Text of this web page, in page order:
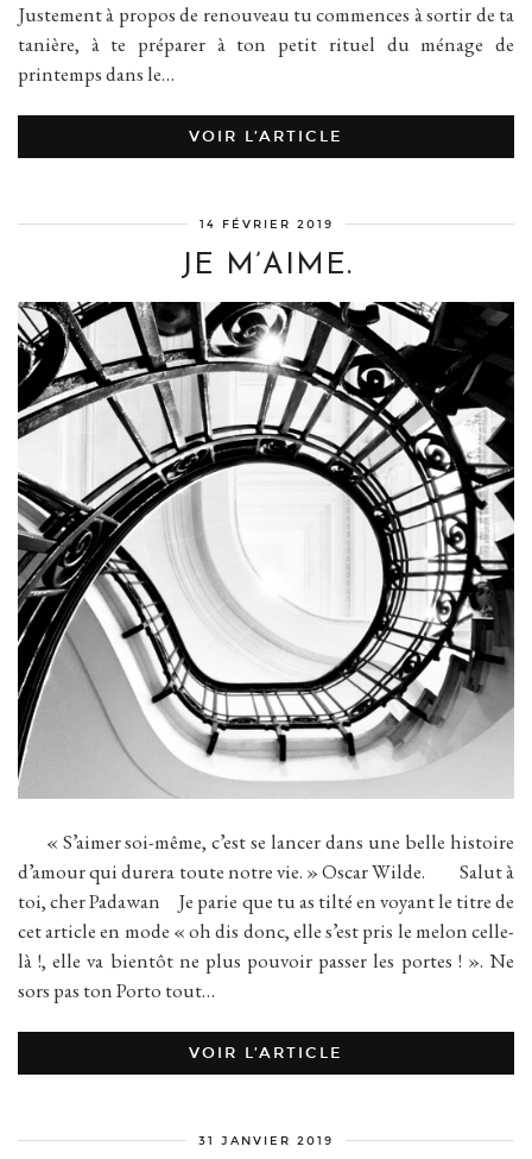
Justement à propos de renouveau tu commences à sortir de ta
tanière, à te préparer à ton petit rituel du ménage de
printemps dans le…
VOIR L’ARTICLE
14 FÉVRIER 2019
JE M’AIME.
« S’aimer soi-même, c’est se lancer dans une belle histoire
d’amour qui durera toute notre vie. » Oscar Wilde. Salut à
toi, cher Padawan Je parie que tu as tilté en voyant le titre de
cet article en mode « oh dis donc, elle s’est pris le melon celle-
là !, elle va bientôt ne plus pouvoir passer les portes ! ». Ne
sors pas ton Porto tout…
VOIR L’ARTICLE
31 JANVIER 2019